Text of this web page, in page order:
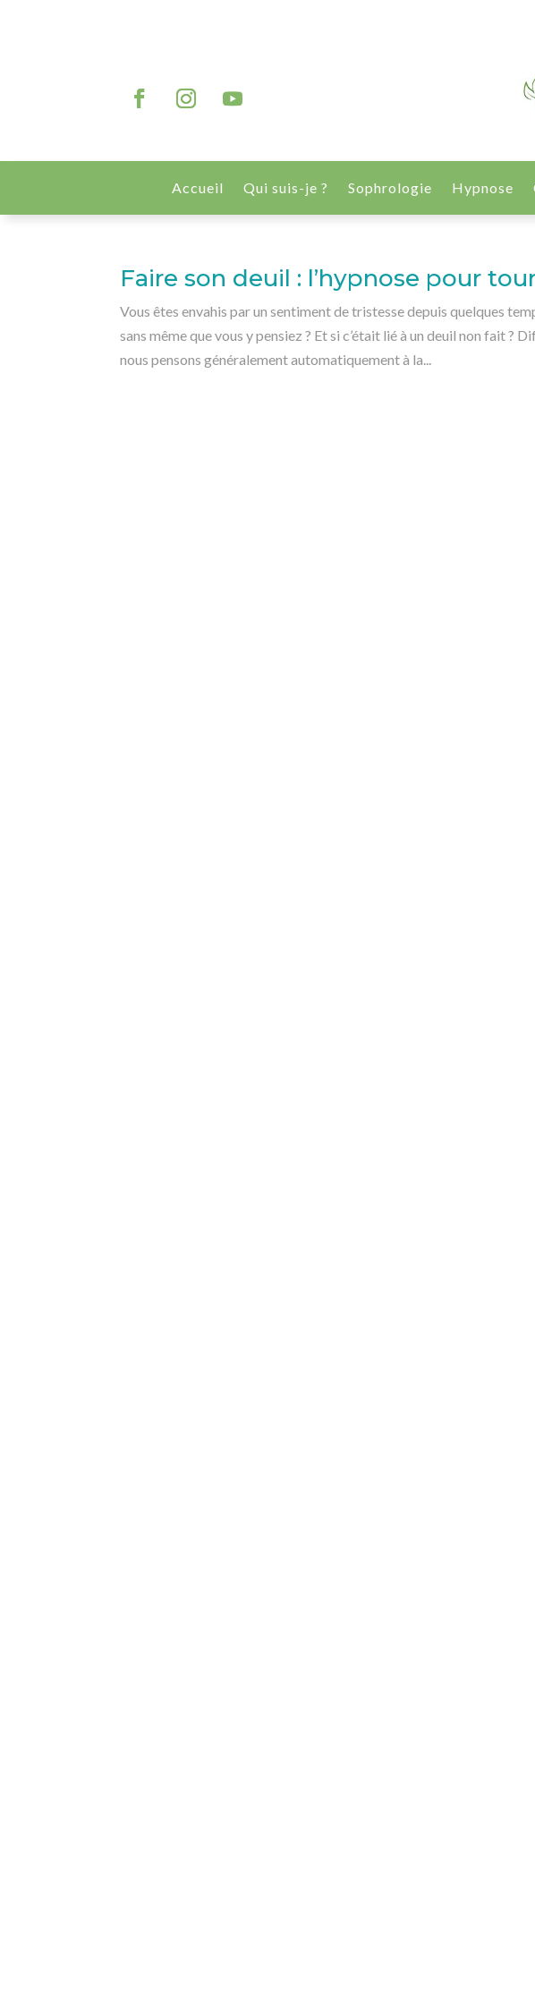
Accueil Qui suis-je ? Sophrologie Hypnose
Faire son deuil : l’hypnose pour
Vous êtes envahis par un sentiment de tristesse depuis quelques
sans même que vous y pensiez ? Et si c’était lié à un deuil non fait ?
nous pensons généralement automatiquement à la...